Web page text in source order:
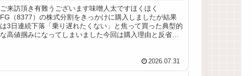
ご来訪頂き有難うございます味噌人太ですほくほく
FG（8377）の株式分割をきっかけに購入しましたが結果
は3日連続下落「乗り遅れたくない」と焦って買った典型的
な高値掴みになってしまいました今回は購入理由と反省
2026.07.31